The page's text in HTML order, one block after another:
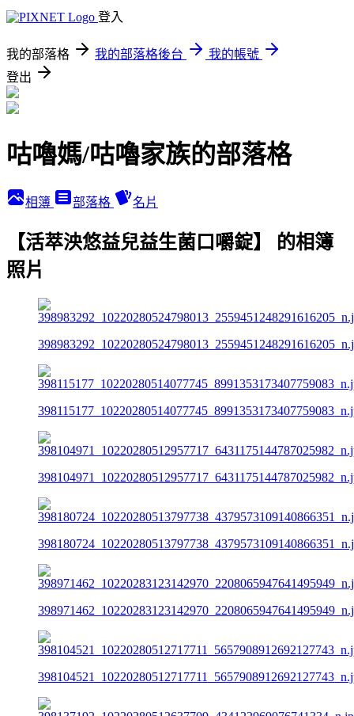
登入
我的部落格 我的部落格後台
我的帳號
登出
咕嚕媽/咕嚕家族的部落格
相簿 部落格 名片
【活萃泱悠益兒益生菌口嚼錠】 的相簿
照片